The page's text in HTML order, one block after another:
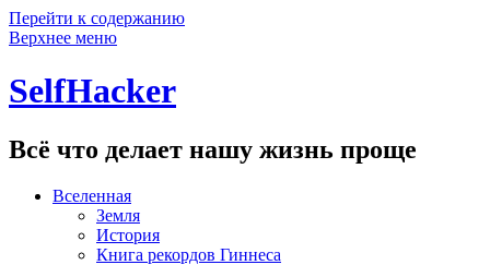
Перейти к содержанию
Верхнее меню
SelfHacker
Всё что делает нашу жизнь проще
Вселенная
Земля
История
Книга рекордов Гиннеса